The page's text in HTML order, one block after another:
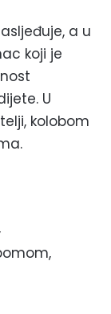
a u
koji je
U
kolobom